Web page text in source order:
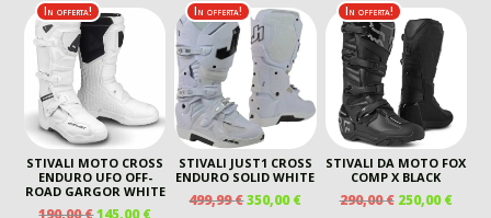
ERA:
440,00 €.
È:
260,00 €.
ORIGINALE
ERA:
289,00 €.
ATTUALE
È:
205,00 €.
In offerta!
STIVALI MOTO CROSS
ENDURO UFO OFF-
ROAD GARGOR WHITE
IL
IL
In offerta!
STIVALI JUST1 CROSS
ENDURO SOLID WHITE
499,99€IL
350,00€IL
In offerta!
STIVALI DA MOTO FOX
COMP X BLACK
290,00€ IL
250,00€IL